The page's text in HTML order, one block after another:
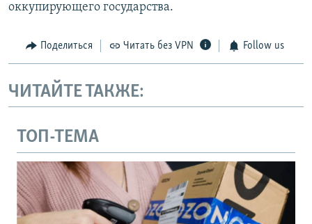
оккупирующего государства.
Поделиться Читать без VPN Follow us
ЧИТАЙТЕ ТАКЖЕ:
ТОП-ТЕМА